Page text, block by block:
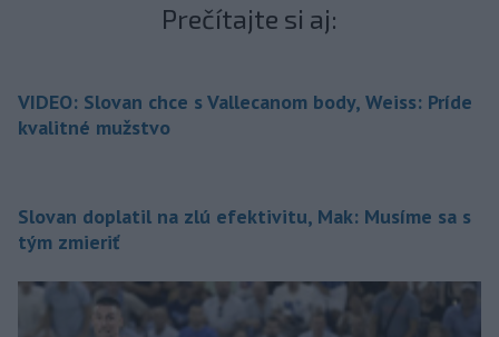
Prečítajte si aj:
VIDEO: Slovan chce s Vallecanom body, Weiss: Príde
kvalitné mužstvo
Slovan doplatil na zlú efektivitu, Mak: Musíme sa s
tým zmieriť